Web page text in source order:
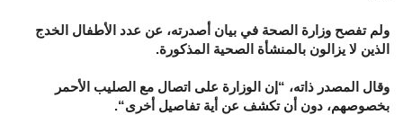
ولم تفصح وزارة الصحة في بيان أصدرته، عن عدد الأطفال الخدج
الذين لا يزالون بالمنشأة الصحية المذكورة.
وقال المصدر ذاته، “إن الوزارة على اتصال مع الصليب الأحمر
بخصوصهم، دون أن تكشف عن أية تفاصيل أخرى“.